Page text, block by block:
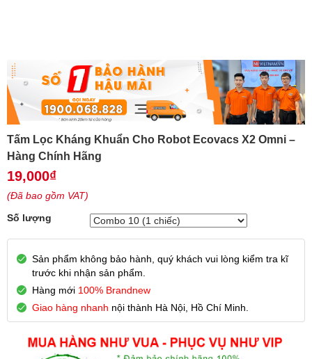
Tấm Lọc Kháng Khuẩn Cho Robot Ecovacs X2 Omni –
Hàng Chính Hãng
19,000₫
(Đã bao gồm VAT)
Số lượng
Sản phẩm không bảo hành, quý khách vui lòng kiểm tra kĩ
trước khi nhận sản phẩm.
Hàng mới 100% Brandnew
Giao hàng nhanh nội thành Hà Nội, Hồ Chí Minh.